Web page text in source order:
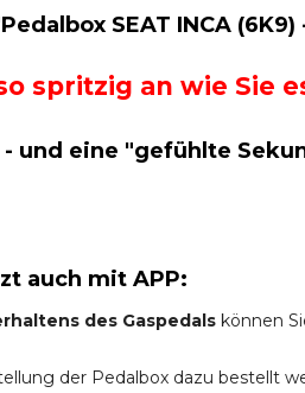
SEAT INCA (6K9)
spritzig an wie Sie
- und eine "gefühlte
auch mit APP:
des Gaspedals können
der Pedalbox dazu bestellt